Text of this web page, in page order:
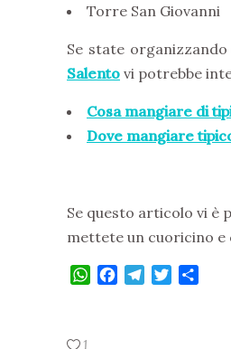
Torre San Giovanni
Se state organizzando
Salento vi potrebbe
Cosa mangiare di
Dove mangiare
Se questo articolo vi è
mettete un cuoricino e
WhatsApp
Facebook
Telegram
Twitter
1